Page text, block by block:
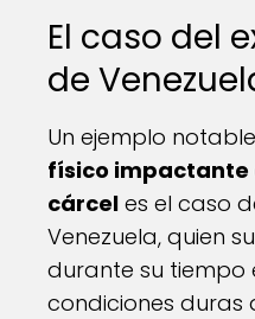
El caso del
de
Un ejemplo
físico impactante
cárcel es el caso
Venezuela, quien
durante su tiempo
condiciones duras